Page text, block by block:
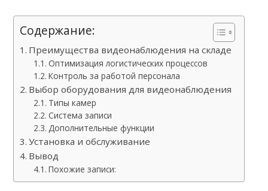
Содержание:
Преимущества видеонаблюдения на складе
Оптимизация логистических процессов
Контроль за работой персонала
Выбор оборудования для видеонаблюдения
Типы камер
Система записи
Дополнительные функции
Установка и обслуживание
Вывод
Похожие записи: